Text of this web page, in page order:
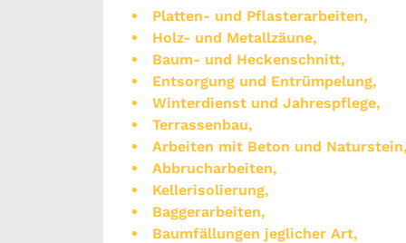
Platten- und Pflasterarbeiten,
Holz- und Metallzäune,
Baum- und Heckenschnitt,
Entsorgung und Entrümpelung,
Winterdienst und Jahrespflege,
Terrassenbau,
Arbeiten mit Beton und
Abbrucharbeiten,
Kellerisolierung,
Baggerarbeiten,
Baumfällungen jeglicher Art,